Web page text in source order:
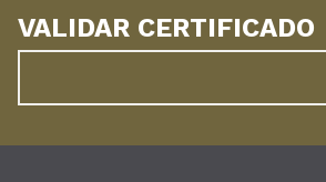
VALIDAR CERTIFICADO